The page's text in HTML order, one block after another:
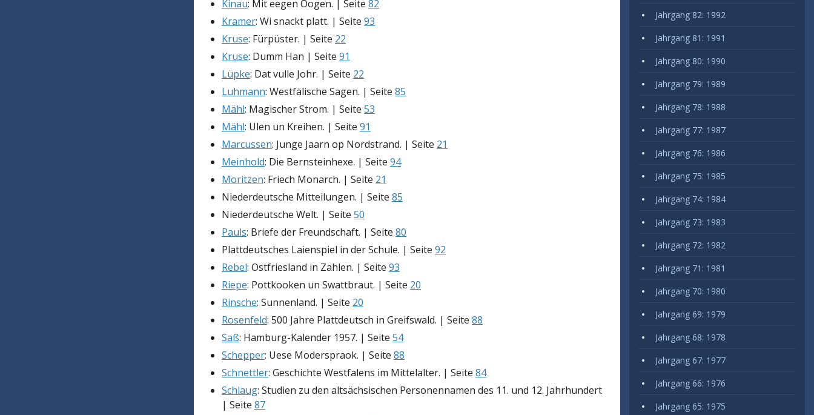
Kinau: Mit eegen Oogen. | Seite 82
Kramer: Wi snackt platt. | Seite 93
Kruse: Fürpüster. | Seite 22
Kruse: Dumm Han | Seite 91
Lüpke: Dat vulle Johr. | Seite 22
Luhmann: Westfälische Sagen. | Seite 85
Mähl: Magischer Strom. | Seite 53
Mähl: Ulen un Kreihen. | Seite 91
Marcussen: Junge Jaarn op Nordstrand. | Seite 21
Meinhold: Die Bernsteinhexe. | Seite 94
Moritzen: Friech Monarch. | Seite 21
Niederdeutsche Mitteilungen. | Seite 85
Niederdeutsche Welt. | Seite 50
Pauls: Briefe der Freundschaft. | Seite 80
Plattdeutsches Laienspiel in der Schule. | Seite 92
Rebel: Ostfriesland in Zahlen. | Seite 93
Riepe: Pottkooken un Swattbraut. | Seite 20
Rinsche: Sunnenland. | Seite 20
Rosenfeld: 500 Jahre Plattdeutsch in Greifswald. | Seite 88
Saß: Hamburg-Kalender 1957. | Seite 54
Schepper: Uese Moderspraok. | Seite 88
Schnettler: Geschichte Westfalens im Mittelalter. | Seite 84
Schlaug: Studien zu den altsächsischen Personennamen des 11. und 12. Jahrhundert
| Seite 87
Jahrgang 82: 1992
Jahrgang 81: 1991
Jahrgang 80: 1990
Jahrgang 79: 1989
Jahrgang 78: 1988
Jahrgang 77: 1987
Jahrgang 76: 1986
Jahrgang 75: 1985
Jahrgang 74: 1984
Jahrgang 73: 1983
Jahrgang 72: 1982
Jahrgang 71: 1981
Jahrgang 70: 1980
Jahrgang 69: 1979
Jahrgang 68: 1978
Jahrgang 67: 1977
Jahrgang 66: 1976
Jahrgang 65: 1975